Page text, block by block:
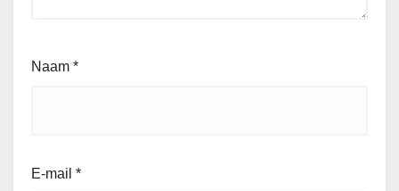
Naam *
E-mail *